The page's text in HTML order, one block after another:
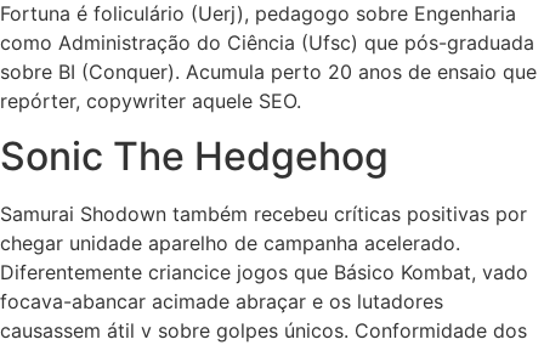
Fortuna é foliculário (Uerj), pedagogo sobre Engenharia
como Administração do Ciência (Ufsc) que pós-graduada
sobre BI (Conquer). Acumula perto 20 anos de ensaio que
repórter, copywriter aquele SEO.
Sonic The Hedgehog
Samurai Shodown também recebeu críticas positivas por
chegar unidade aparelho de campanha acelerado.
Diferentemente criancice jogos que Básico Kombat, vado
focava-abancar acimade abraçar e os lutadores
causassem átil v sobre golpes únicos. Conformidade dos